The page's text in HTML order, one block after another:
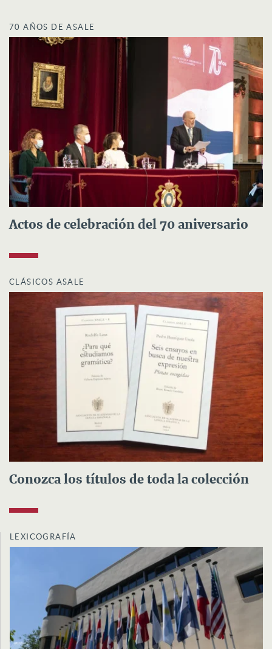
70 AÑOS DE ASALE
Actos de celebración del 70 aniversario
CLÁSICOS ASALE
Conozca los títulos de toda la colección
LEXICOGRAFÍA